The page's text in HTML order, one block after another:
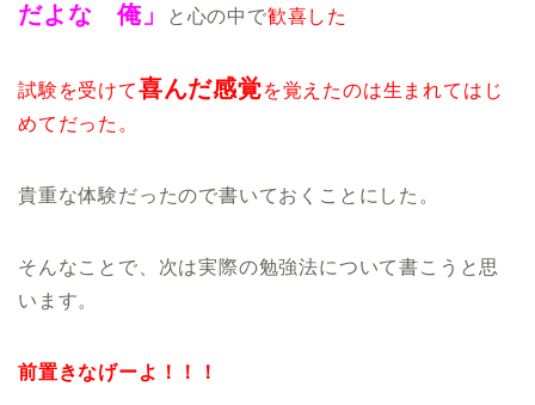
だよな 俺」
と心の中で歓喜した
試験を受けて喜んだ感覚を覚えたのは生まれてはじ
めてだった。
貴重な体験だったので書いておくことにした。
そんなことで、次は実際の勉強法について書こうと思
います。
前置きなげーよ！！！